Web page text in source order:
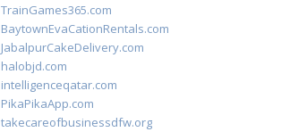
TrainGames365.com
BaytownEvaCationRentals.com
JabalpurCakeDelivery.com
halobjd.com
intelligenceqatar.com
PikaPikaApp.com
takecareofbusinessdfw.org